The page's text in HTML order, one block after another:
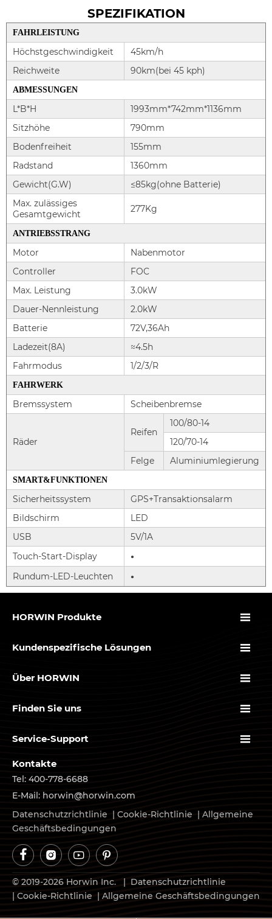
SPEZIFIKATION
FAHRLEISTUNG
Höchstgeschwindigkeit
45km/h
Reichweite
90km(bei 45 kph)
ABMESSUNGEN
L*B*H
1993mm*742mm*1136mm
Sitzhöhe
790mm
Bodenfreiheit
155mm
Radstand
1360mm
Gewicht(G.W)
≤85kg(ohne Batterie)
Max. zulässiges
Gesamtgewicht
277Kg
ANTRIEBSSTRANG
Motor
Nabenmotor
Controller
FOC
Max. Leistung
3.0kW
Dauer-Nennleistung
2.0kW
Batterie
72V,36Ah
Ladezeit(8A)
≈4.5h
Fahrmodus
1/2/3/R
FAHRWERK
Bremssystem Scheibenbremse
Räder
Reifen
100/80-14
120/70-14
Felge
Aluminiumlegierung
SMART&FUNKTIONEN
Sicherheitssystem
GPS+Transaktionsalarm
Bildschirm
LED
USB
5V/1A
Touch-Start-Display
●
Rundum-LED-Leuchten ●
HORWIN Produkte 
Kundenspezifische Lösungen 
Über HORWIN 
Finden Sie uns 
Service-Support 
Kontakte
Tel: 400-778-6688
E-Mail: horwin@horwin.com
Datenschutzrichtlinie | Cookie-Richtlinie | Allgemeine
Geschäftsbedingungen
   
© 2019-2026 Horwin Inc. | Datenschutzrichtlinie
| Cookie-Richtlinie | Allgemeine Geschäftsbedingungen